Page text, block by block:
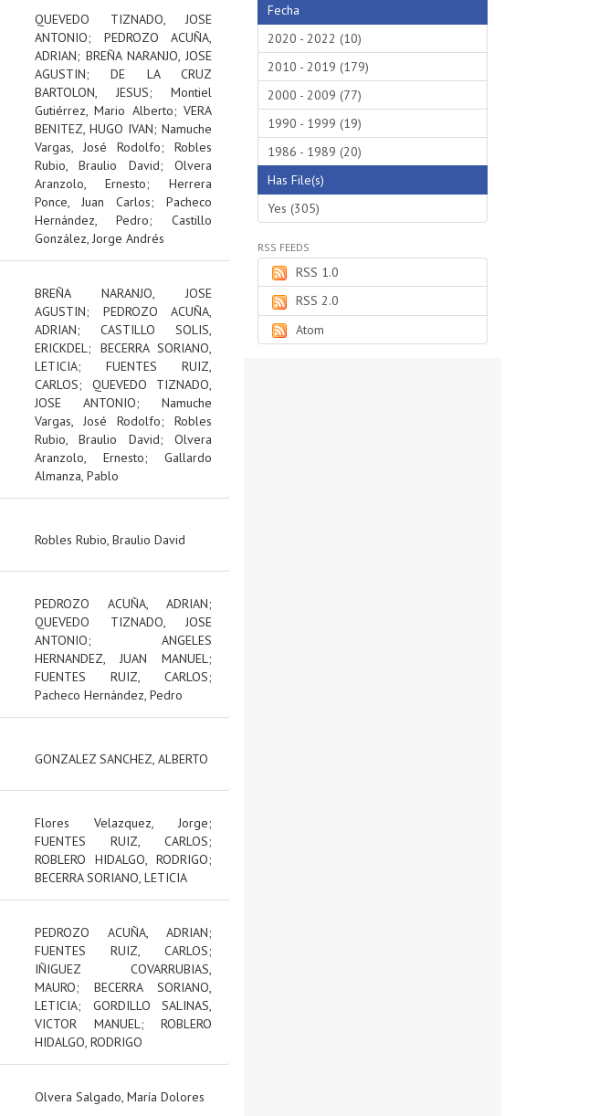
QUEVEDO TIZNADO, JOSE
ANTONIO; PEDROZO ACUÑA,
ADRIAN; BREÑA NARANJO, JOSE
AGUSTIN;DE LA CRUZ
BARTOLON, JESUS; Montiel
Gutiérrez, Mario Alberto;VERA
BENITEZ, HUGO IVAN; Namuche
Vargas, José Rodolfo; Robles
Rubio, Braulio David;Olvera
Aranzolo, Ernesto; Herrera
Ponce, Juan Carlos; Pacheco
Hernández, Pedro; Castillo
González, Jorge Andrés
BREÑA NARANJO, JOSE
AGUSTIN; PEDROZO ACUÑA,
ADRIAN; CASTILLO SOLIS,
ERICKDEL; BECERRA SORIANO,
LETICIA; FUENTES RUIZ,
CARLOS; QUEVEDO TIZNADO,
JOSE ANTONIO; Namuche
Vargas, José Rodolfo; Robles
Rubio, Braulio David;Olvera
Aranzolo, Ernesto; Gallardo
Almanza, Pablo
Robles Rubio, Braulio David
PEDROZO ACUÑA, ADRIAN;
QUEVEDO TIZNADO, JOSE
ANTONIO; ANGELES
HERNANDEZ, JUAN MANUEL;
FUENTES RUIZ, CARLOS;
Pacheco Hernández, Pedro
GONZALEZ SANCHEZ, ALBERTO
Flores Velazquez, Jorge;
FUENTES RUIZ, CARLOS;
ROBLERO HIDALGO, RODRIGO;
BECERRA SORIANO, LETICIA
PEDROZO ACUÑA, ADRIAN;
FUENTES RUIZ, CARLOS;
IÑIGUEZ COVARRUBIAS,
MAURO; BECERRA SORIANO,
LETICIA; GORDILLO SALINAS,
VICTOR MANUEL; ROBLERO
HIDALGO, RODRIGO
Olvera Salgado, María Dolores
Fecha
2020 - 2022 (10)
2010 - 2019 (179)
2000 - 2009 (77)
1990 - 1999 (19)
1986 - 1989 (20)
Has File(s)
Yes (305)
RSS FEEDS
RSS 1.0
RSS 2.0
Atom